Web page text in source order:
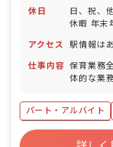
休日
日、祝、
休暇 年末
アクセス
駅情報は
仕事内容 保育業務
体的な業
補助 ・行
パート・アルバイト
ボーナス・賞与あり